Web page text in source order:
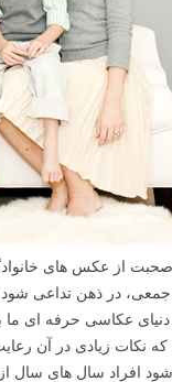
از عکس های
در ذهن تداعی شود که
دنیای عکاسی حرفه ای
که نکات زیادی در آن
افراد سال های سال